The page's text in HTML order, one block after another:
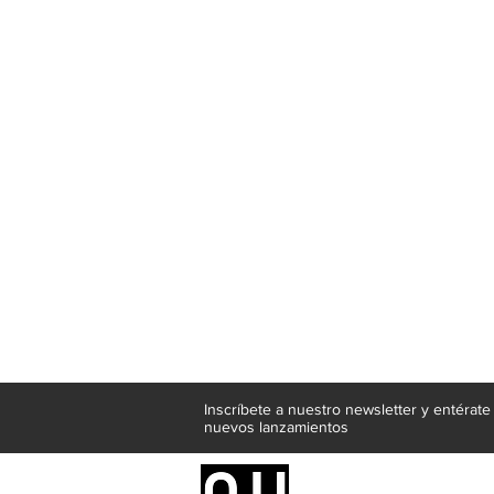
Inscríbete a nuestro newsletter y
nuevos lanzamientos